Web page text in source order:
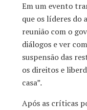
Em um evento
que os líderes do
reunião com o
diálogos e ver
suspensão das
os direitos e
casa”.
Após as críticas